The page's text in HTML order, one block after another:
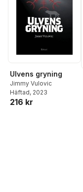
Ulvens gryning
Jimmy Vulovic
Häftad, 2023
216 kr